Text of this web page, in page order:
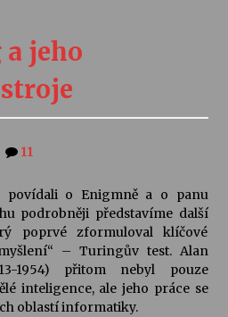
Josefíny Duškové: Stávám se
na integrační festival Quijotova
28. 7.–1. 8. 2026
jeho
11
povídali o Enigmně a o panu
podrobněji představíme další
poprvé zformuloval klíčové
– Turingův test. Alan
1954) přitom nebyl pouze
inteligence, ale jeho práce se
oblastí informatiky.